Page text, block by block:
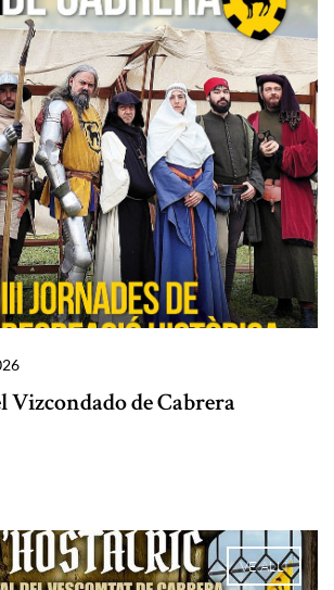
Vizcondado de Cabrera
VE ALLÍ